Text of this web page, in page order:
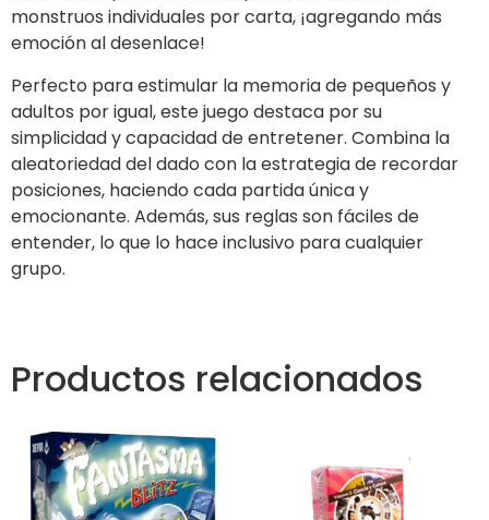
monstruos individuales por carta, ¡agregando más
emoción al desenlace!
Perfecto para estimular la memoria de pequeños y
adultos por igual, este juego destaca por su
simplicidad y capacidad de entretener. Combina la
aleatoriedad del dado con la estrategia de recordar
posiciones, haciendo cada partida única y
emocionante. Además, sus reglas son fáciles de
entender, lo que lo hace inclusivo para cualquier
grupo.
Productos relacionados